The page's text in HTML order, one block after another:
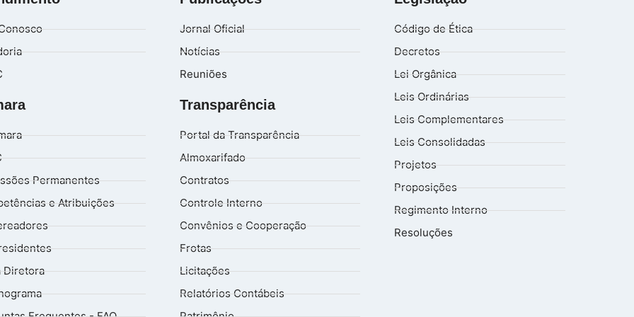
Permanentes
e Atribuições
Diretora
Jornal Oficial
Notícias
Reuniões
Transparência
Portal da Transparência
Almoxarifado
Contratos
Controle Interno
Convênios e Cooperação
Frotas
Licitações
Relatórios Contábeis
Código de Ética
Decretos
Lei Orgânica
Leis Ordinárias
Leis Complementares
Leis Consolidadas
Projetos
Proposições
Regimento Interno
Resoluções